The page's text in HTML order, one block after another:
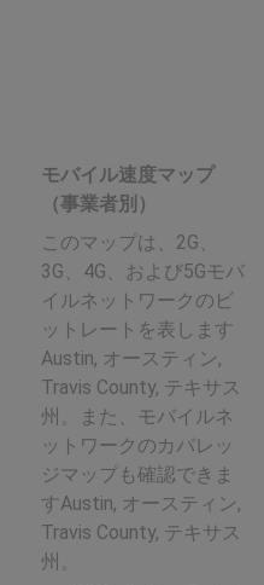
モバイル速度マップ
（事業者別）
このマップは、2G、
3G、4G、および5Gモバ
イルネットワークのビ
ットレートを表します
Austin, オースティン,
Travis County, テキサス
州。また、モバイルネ
ットワークのカバレッ
ジマップも確認できま
すAustin, オースティン,
Travis County, テキサス
州。